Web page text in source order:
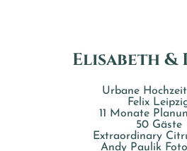
Elisabeth &
Urbane
Felix
11 Monate
50 Gäste
Extraordinary
Andy Paulik